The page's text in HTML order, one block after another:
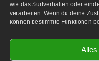
wie das Surfverhalten oder
verarbeiten. Wenn du deine
können bestimmte Funktionen
Alles